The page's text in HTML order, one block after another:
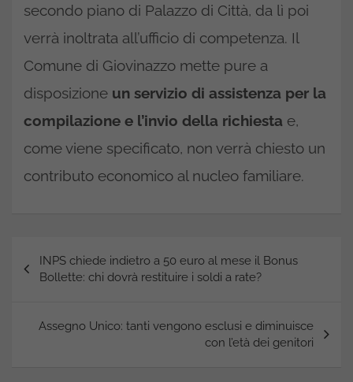
secondo piano di Palazzo di Città, da lì poi
verrà inoltrata all’ufficio di competenza. Il
Comune di Giovinazzo mette pure a
disposizione un servizio di assistenza per la
compilazione e l’invio della richiesta e,
come viene specificato, non verrà chiesto un
contributo economico al nucleo familiare.
articoli
INPS chiede indietro a 50 euro al mese il Bonus
Bollette: chi dovrà restituire i soldi a rate?
Assegno Unico: tanti vengono esclusi e diminuisce
con l’età dei genitori